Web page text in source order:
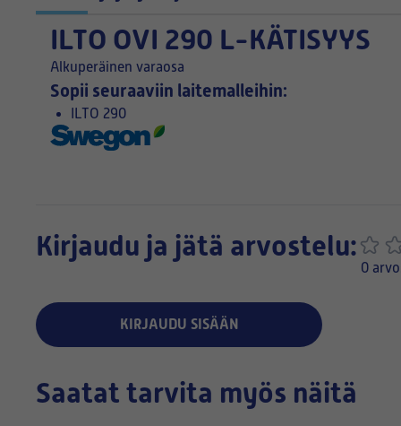
ILTO OVI 290 L-KÄTISYYS
Alkuperäinen varaosa
Sopii seuraaviin laitemalleihin:
ILTO 290
Kirjaudu ja jätä arvostelu:
0
KIRJAUDU SISÄÄN
Saatat tarvita myös näitä